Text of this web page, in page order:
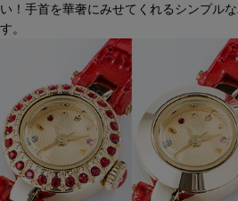
い！手首を華奢にみせてくれるシンプル
す。